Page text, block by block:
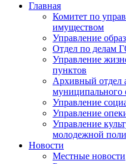
Главная
Комитет по
имуществом
Управление
Отдел по делам
Управление
пунктов
Архивный отдел
муниципального
Управление
Управление
Управление
молодежной
Новости
Местные новости